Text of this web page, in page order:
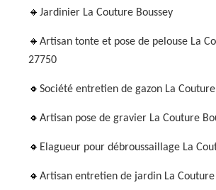
Jardinier La Couture Boussey
Artisan tonte et pose de pelouse La
27750
Société entretien de gazon La
Artisan pose de gravier La Couture
Elagueur pour débroussaillage La
Artisan entretien de jardin La Couture